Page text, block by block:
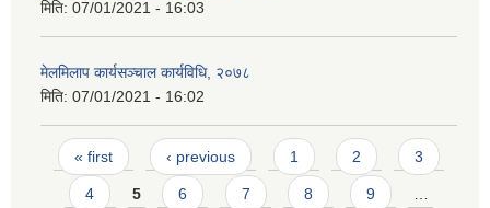
मिति: 07/01/2021 - 16:03
मेलमिलाप कार्यसञ्चाल कार्यविधि, २०७८
मिति: 07/01/2021 - 16:02
Pages
« first ‹ previous 1 2 3
4 5 6 7 8 9